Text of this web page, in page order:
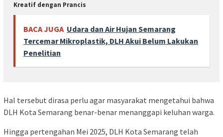
Kreatif dengan Prancis
BACA JUGA Udara dan Air Hujan Semarang
Tercemar Mikroplastik, DLH Akui Belum Lakukan
Penelitian
Hal tersebut dirasa perlu agar masyarakat mengetahui bahwa
DLH Kota Semarang benar-benar menanggapi keluhan warga.
Hingga pertengahan Mei 2025, DLH Kota Semarang telah